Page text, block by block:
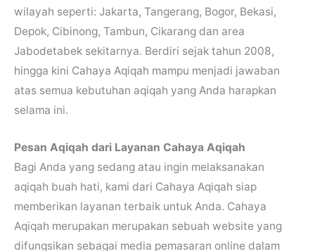
wilayah seperti: Jakarta, Tangerang, Bogor, Bekasi,
Depok, Cibinong, Tambun, Cikarang dan area
Jabodetabek sekitarnya. Berdiri sejak tahun 2008,
hingga kini Cahaya Aqiqah mampu menjadi jawaban
atas semua kebutuhan aqiqah yang Anda harapkan
selama ini.
Pesan Aqiqah dari Layanan Cahaya Aqiqah
Bagi Anda yang sedang atau ingin melaksanakan
aqiqah buah hati, kami dari Cahaya Aqiqah siap
memberikan layanan terbaik untuk Anda. Cahaya
Aqiqah merupakan merupakan sebuah website yang
difungsikan sebagai media pemasaran online dalam